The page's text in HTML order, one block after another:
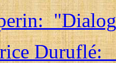
Duruflé: